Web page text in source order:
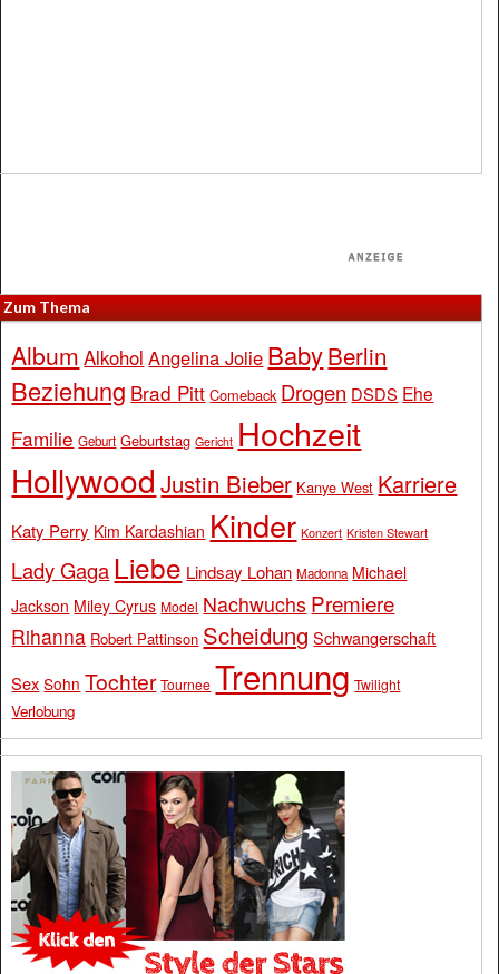
Zum Thema
Album Alkohol Angelina Jolie BabyBerlin
Beziehung Brad Pitt Comeback Drogen DSDS Ehe
Familie Geburt Geburtstag Gericht Hochzeit
Hollywood Justin Bieber Kanye West Karriere
Katy Perry Kim Kardashian Kinder Konzert Kristen Stewart
Lady Gaga Liebe Lindsay Lohan Madonna Michael
Jackson Miley Cyrus Model Nachwuchs Premiere
Rihanna Robert Pattinson Scheidung Schwangerschaft
Sex Sohn Tochter Tournee Trennung Twilight
Verlobung